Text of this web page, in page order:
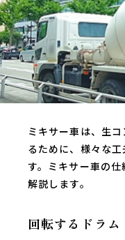
ミキサー車は、生
るために、様々な
す。ミキサー車の
解説します。
回転するドラ